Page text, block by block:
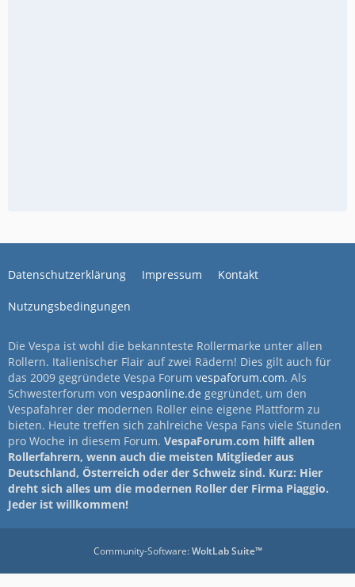
Datenschutzerklärung Impressum Kontakt
Nutzungsbedingungen
Die Vespa ist wohl die bekannteste Rollermarke unter allen
Rollern. Italienischer Flair auf zwei Rädern! Dies gilt auch für
das 2009 gegründete Vespa Forum vespaforum.com. Als
Schwesterforum von vespaonline.de gegründet, um den
Vespafahrer der modernen Roller eine eigene Plattform zu
bieten. Heute treffen sich zahlreiche Vespa Fans viele Stunden
pro Woche in diesem Forum. VespaForum.com hilft allen
Rollerfahrern, wenn auch die meisten Mitglieder aus
Deutschland, Österreich oder der Schweiz sind. Kurz: Hier
dreht sich alles um die modernen Roller der Firma Piaggio.
Jeder ist willkommen!
Community-Software:WoltLab Suite™